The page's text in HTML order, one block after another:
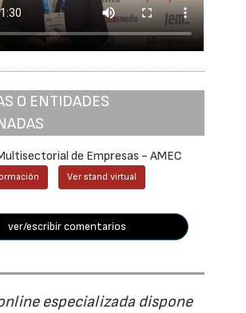
O ENTIDADES
de Empresas - AMEC
Ver stand virtual
ver/escribir comentarios
especializada dispone